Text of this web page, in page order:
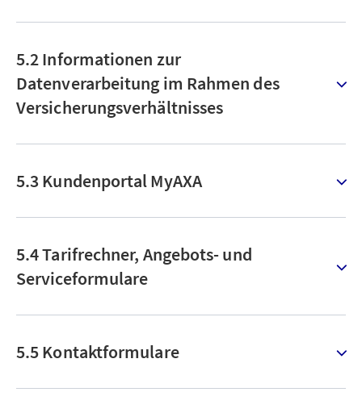
5.2 Informationen zur
Datenverarbeitung im Rahmen des
Versicherungsverhältnisses
5.3 Kundenportal MyAXA
5.4 Tarifrechner, Angebots- und
Serviceformulare
5.5 Kontaktformulare